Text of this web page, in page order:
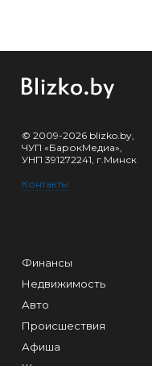
© 2009-2026 blizko.by,
ЧУП «БарокМедиа»,
УНП 391272241, г.Минск
Контакты
Финансы
Недвижимость
Авто
Происшествия
Афиша